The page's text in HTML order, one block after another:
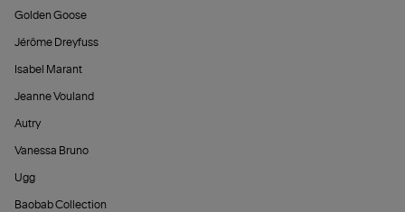
Golden Goose
Jérôme Dreyfuss
Isabel Marant
Jeanne Vouland
Autry
Vanessa Bruno
Ugg
Baobab Collection